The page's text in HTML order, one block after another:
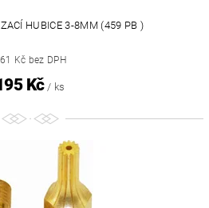
HUBICE 3-8MM (459 PB )
Kč bez DPH
Kč / ks